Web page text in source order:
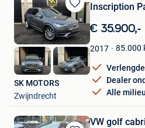
Bewaren
in
Mijn
Favorieten
Inscription
€ 35.900,-
2017 85.000
Dealer
Alle
SK MOTORS
Zwijndrecht
VW golf